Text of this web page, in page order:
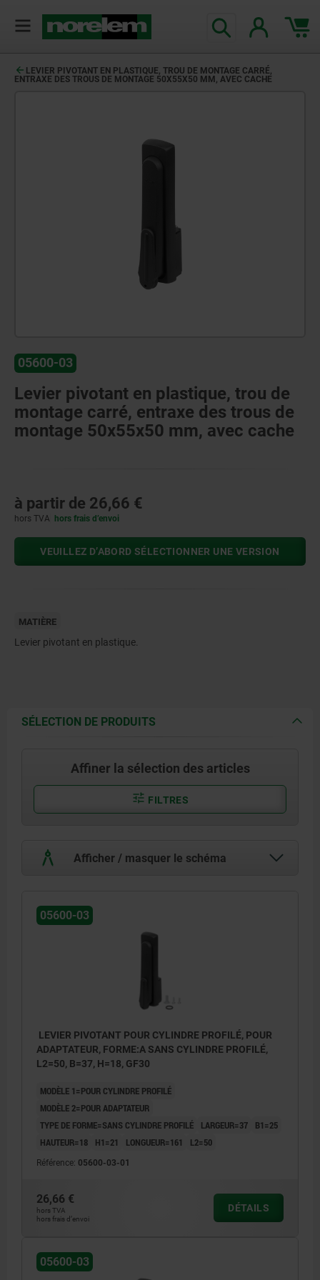
LEVIER PIVOTANT EN PLASTIQUE, TROU DE MONTAGE CARRÉ,
ENTRAXE DES TROUS DE MONTAGE 50X55X50 MM, AVEC CACHE
05600-03
Levier pivotant en plastique, trou de
montage carré, entraxe des trous de
montage 50x55x50 mm, avec cache
à partir de 26,66 €
hors TVA hors frais d’envoi
VEUILLEZ D’ABORD SÉLECTIONNER UNE VERSION
MATIÈRE
Levier pivotant en plastique.
SÉLECTION DE PRODUITS
Affiner la sélection des articles
FILTRES
Afficher / masquer le schéma
2) Épaisseur de tôle max. 2,5 mm
05600-03
LEVIER PIVOTANT POUR CYLINDRE PROFILÉ, POUR
ADAPTATEUR, FORME:A SANS CYLINDRE PROFILÉ,
L2=50, B=37, H=18, GF30
MODÈLE 1=POUR CYLINDRE PROFILÉ
MODÈLE 2=POUR ADAPTATEUR
TYPE DE FORME=SANS CYLINDRE PROFILÉ
LARGEUR=37
B1=25
HAUTEUR=18
H1=21 LONGUEUR=161 L2=50
Référence: 05600-03-01
26,66 €
hors TVA
hors frais d’envoi
DÉTAILS
05600-03